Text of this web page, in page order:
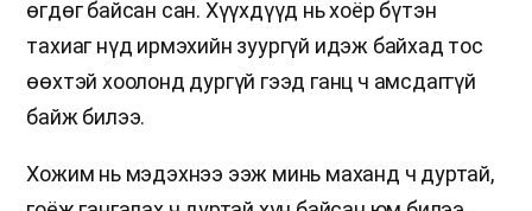
өгдөг байсан сан. Хүүхдүүд нь хоёр бүтэн
тахиаг нүд ирмэхийн зуургүй идэж байхад тос
өөхтэй хоолонд дургүй гээд ганц ч амсдаггүй
байж билээ.
Хожим нь мэдэхнээ ээж минь маханд ч дуртай,